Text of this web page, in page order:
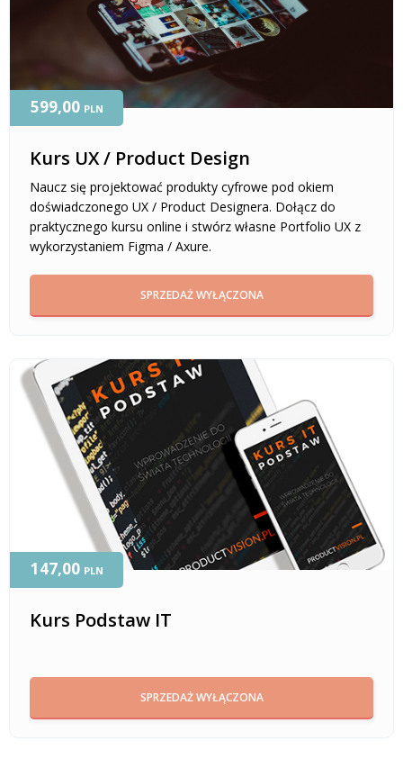
Kurs UX / Product Design
Naucz się projektować produkty cyfrowe pod okiem
doświadczonego UX / Product Designera. Dołącz do
praktycznego kursu online i stwórz własne Portfolio UX z
wykorzystaniem Figma / Axure.
599,00 PLN
SPRZEDAŻ WYŁĄCZONA
Kurs Podstaw IT
147,00 PLN
SPRZEDAŻ WYŁĄCZONA